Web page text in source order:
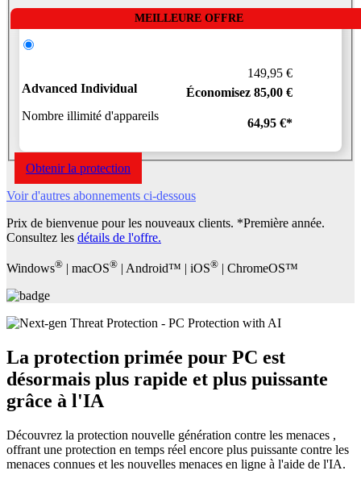
MEILLEURE OFFRE
Advanced Individual
Nombre illimité d'appareils
149,95 €
Économisez 85,00 €
64,95 €*
Obtenir la protection
Voir d'autres abonnements ci-dessous
Prix de bienvenue pour les nouveaux clients. *Première année.
Consultez les détails de l'offre.
Windows® | macOS® | Android™ | iOS® | ChromeOS™
La protection primée pour PC est
désormais plus rapide et plus puissante
grâce à l'IA
Découvrez la protection nouvelle génération contre les menaces ,
offrant une protection en temps réel encore plus puissante contre les
menaces connues et les nouvelles menaces en ligne à l'aide de l'IA.